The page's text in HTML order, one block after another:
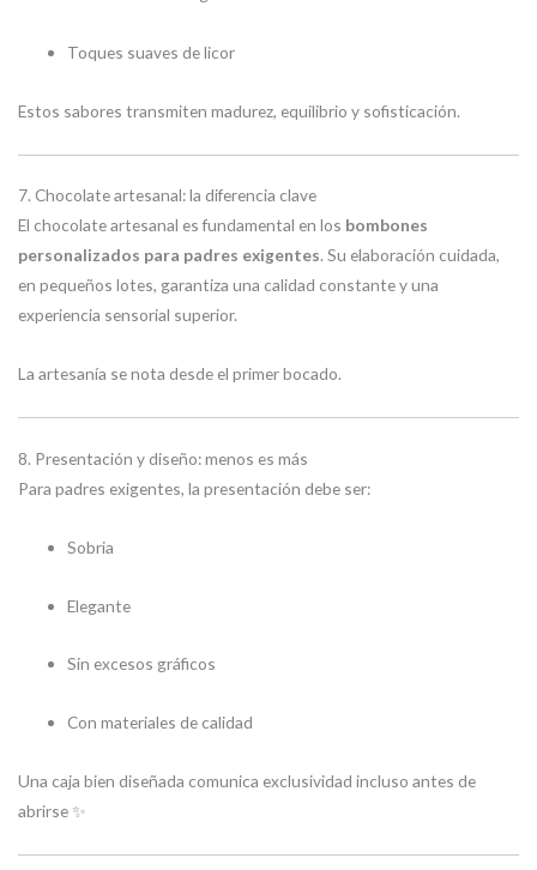
Toques suaves de licor
Estos sabores transmiten madurez, equilibrio y sofisticación.
7. Chocolate artesanal: la diferencia clave
El chocolate artesanal es fundamental en los bombones
personalizados para padres exigentes. Su elaboración cuidada,
en pequeños lotes, garantiza una calidad constante y una
experiencia sensorial superior.
La artesanía se nota desde el primer bocado.
8. Presentación y diseño: menos es más
Para padres exigentes, la presentación debe ser:
Sobria
Elegante
Sin excesos gráficos
Con materiales de calidad
Una caja bien diseñada comunica exclusividad incluso antes de
abrirse ✨